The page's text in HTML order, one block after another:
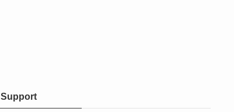
Support